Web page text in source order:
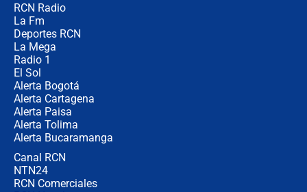
RCN Radio
La Fm
Deportes RCN
La Mega
Radio 1
El Sol
Alerta Bogotá
Alerta Cartagena
Alerta Paisa
Alerta Tolima
Alerta Bucaramanga
Canal RCN
NTN24
RCN Comerciales